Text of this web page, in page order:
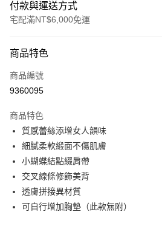
付款與運送方式
宅配滿NT$6,000免運
信用卡一次付款
信用卡分期付款
合作金庫商業銀行
華南商業銀行
上海商業儲蓄銀行
國泰世華商業銀行
臺灣中小企業銀行
匯豐（台灣）商業銀行
聯邦商業銀行
元大商業銀行
超商取貨付款
LINE Pay
Apple Pay
街口支付
商品特色
商品編號
9360095
商品特色
質感蕾絲添增女人韻味
細膩柔軟緞面不傷肌膚
小蝴蝶結點綴肩帶
交叉線條修飾美背
透膚拼接異材質
可自行增加胸墊（此款無附）